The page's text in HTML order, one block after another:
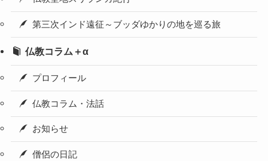
第三次インド遠征～ブッダゆかりの地を巡る旅
仏教コラム＋α
プロフィール
仏教コラム・法話
お知らせ
僧侶の日記